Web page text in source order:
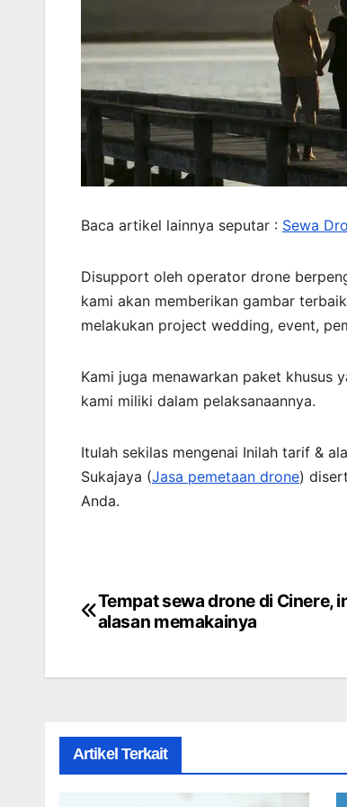
Baca artikel lainnya seputar : Sewa
Disupport oleh operator drone
kami akan memberikan gambar
melakukan project wedding, event,
Kami juga menawarkan paket khusus
kami miliki dalam pelaksanaannya.
Itulah sekilas mengenai Inilah tarif &
Sukajaya (Jasa pemetaan drone)
Anda.
Post
Tempat sewa drone di Cinere,
alasan memakainya
Artikel Terkait